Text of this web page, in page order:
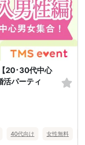
20･30代中心
パーティ
40代向け 女性無料